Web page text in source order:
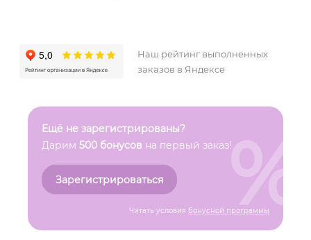
Наш рейтинг выполненных
заказов в Яндексе
Ещё не зарегистрированы?
Дарим 500 бонусов на первый заказ!
Зарегистрироваться
Читать условия бонусной программы
%